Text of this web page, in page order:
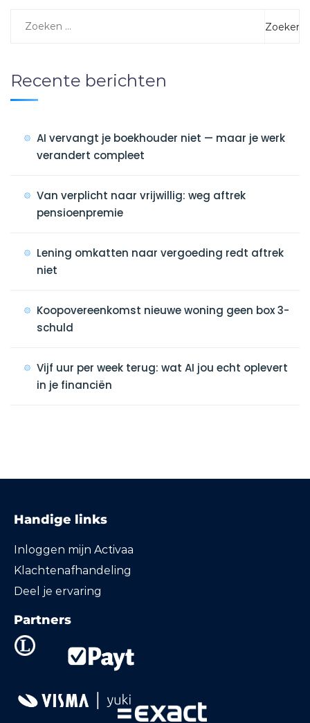
Recente berichten
AI vervangt je boekhouder niet — maar je werk
verandert compleet
Van verplicht naar vrijwillig: weg aftrek
pensioenpremie
Lening omkatten naar vergoeding redt aftrek
niet
Koopovereenkomst nieuwe woning geen box 3-
schuld
Vijf uur per week terug: wat AI jou echt oplevert
in je financiën
Handige links
Inloggen mijn Activaa
Klachtenafhandeling
Deel je ervaring
Partners